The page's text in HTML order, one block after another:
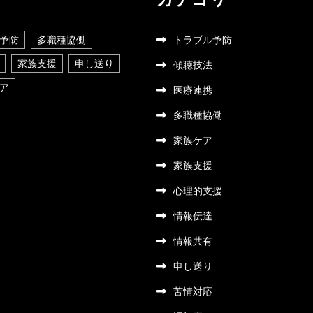
防
多職種協働
家族支援
申し送り
トラブル予防
傾聴技法
医療連携
多職種協働
家族ケア
家族支援
心理的支援
情報伝達
情報共有
申し送り
苦情対応